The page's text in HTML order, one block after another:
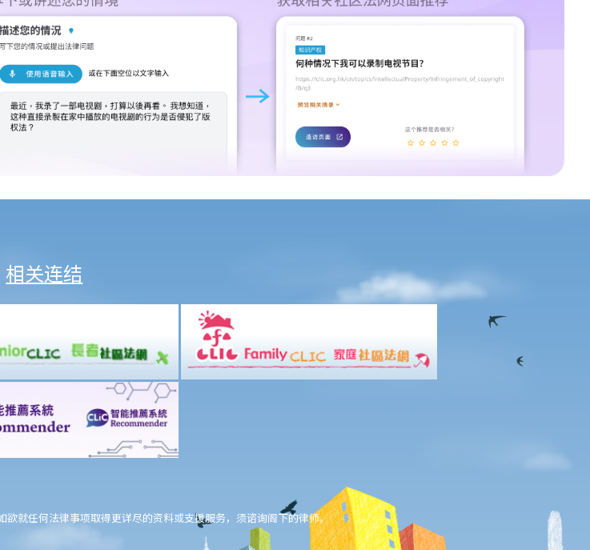
相关连结
就任何法律事项取得更详尽的资料或支援服务，须谘询阁下的律师。